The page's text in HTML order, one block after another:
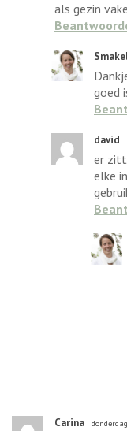
als gezin
goed
david
er
elke
Carina